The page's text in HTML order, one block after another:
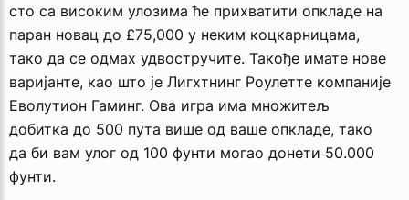
сто са високим улозима ће прихватити опкладе на
паран новац до £75,000 у неким коцкарницама,
тако да се одмах удвостручите. Такође имате нове
варијанте, као што је Лигхтнинг Роулетте компаније
Еволутион Гаминг. Ова игра има множитељ
добитка до 500 пута више од ваше опкладе, тако
да би вам улог од 100 фунти могао донети 50.000
фунти.